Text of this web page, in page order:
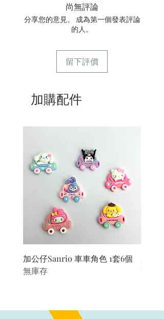
6/ 送貨訂單：本店只提供營業時間內送
貨。運費請參考
常見問題。
7/ 營業時間：請參考本網站
尚無評論
分享您的意見。 成為第一個發表評論
的人。
留下評價
加購配件
加公仔Sanrio 車車角色 1套6個
無庫存
無庫存